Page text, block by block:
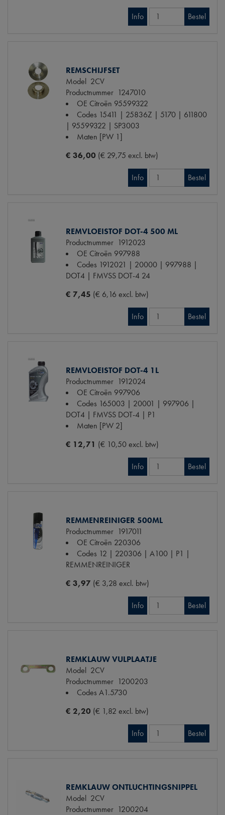
Info Bestel
REMSCHIJFSET
Model 2CV
Productnummer 1247010
OE Citroën 95599322
Codes 15411 | 25836Z | 5170 | 611800
| 95599322 | SP3003
Maten [PW 1]
€ 36,00 (€ 29,75 excl. btw)
Info Bestel
REMVLOEISTOF DOT-4 500 ML
Productnummer 1912023
OE Citroën 997988
Codes 1912021 | 20000 | 997988 |
DOT4 | FMVSS DOT-4 24
€ 7,45 (€ 6,16 excl. btw)
Info Bestel
REMVLOEISTOF DOT-4 1L
Productnummer 1912024
OE Citroën 997906
Codes 165003 | 20001 | 997906 |
DOT4 | FMVSS DOT-4 | P1
Maten [PW 2]
€ 12,71 (€ 10,50 excl. btw)
Info Bestel
REMMENREINIGER 500ML
Productnummer 1917011
OE Citroën 220306
Codes 12 | 220306 | A100 | P1 |
REMMENREINIGER
€ 3,97 (€ 3,28 excl. btw)
Info Bestel
REMKLAUW VULPLAATJE
Model 2CV
Productnummer 1200203
Codes A1.5730
€ 2,20 (€ 1,82 excl. btw)
Info Bestel
REMKLAUW ONTLUCHTINGSNIPPEL
Model 2CV
Productnummer 1200204